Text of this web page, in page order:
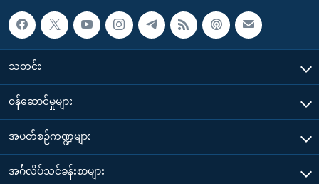
သတင်း
၀န်ဆောင်မှုများ
အပတ်စဉ်ကဏ္ဍများ
အင်္ဂလိပ်သင်ခန်းစာများ